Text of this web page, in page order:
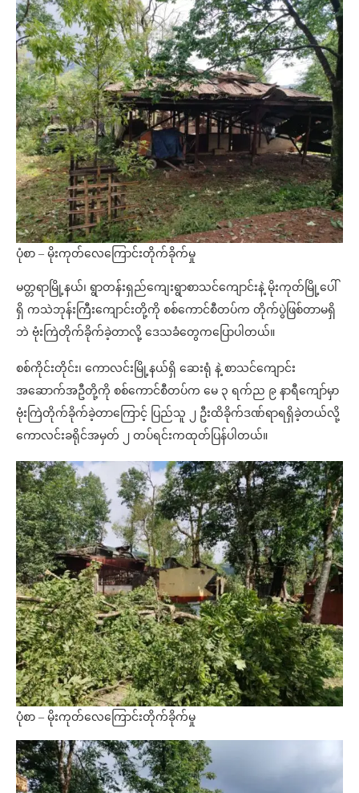
ပုံစာ – မိုးကုတ်လေကြောင်းတိုက်ခိုက်မှု
မတ္တရာမြို့နယ်၊ ရွာတန်းရှည်ကျေးရွာစာသင်ကျောင်းနဲ့ မိုးကုတ်မြို့ပေါ်
ရှိ ကသဲဘုန်းကြီးကျောင်းတို့ကို စစ်ကောင်စီတပ်က တိုက်ပွဲဖြစ်တာမရှိ
ဘဲ ဗုံးကြဲတိုက်ခိုက်ခဲ့တာလို့ ဒေသခံတွေကပြောပါတယ်။
စစ်ကိုင်းတိုင်း၊ ကောလင်းမြို့နယ်ရှိ ဆေးရုံ နဲ့ စာသင်ကျောင်း
အဆောက်အဦတို့ကို စစ်ကောင်စီတပ်က မေ ၃ ရက်ည ၉ နာရီကျော်မှာ
ဗုံးကြဲတိုက်ခိုက်ခဲ့တာကြောင့် ပြည်သူ ၂ ဦးထိခိုက်ဒဏ်ရာရရှိခဲ့တယ်လို့
ကောလင်းခရိုင်အမှတ် ၂ တပ်ရင်းကထုတ်ပြန်ပါတယ်။
ပုံစာ – မိုးကုတ်လေကြောင်းတိုက်ခိုက်မှု